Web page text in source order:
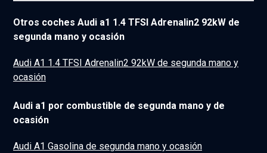
Otros coches Audi a1 1.4 TFSI Adrenalin2 92kW de
segunda mano y ocasión
Audi A1 1.4 TFSI Adrenalin2 92kW de segunda mano y
ocasión
Audi a1 por combustible de segunda mano y de
ocasión
Audi A1 Gasolina de segunda mano y ocasión